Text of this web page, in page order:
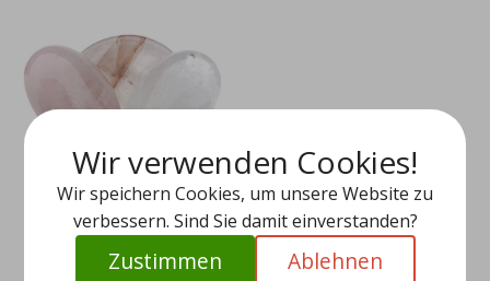
Kraftvolles spirituelle
Wir verwenden Cookies!
Wir speichern Cookies, um unsere Website zu
verbessern. Sind Sie damit einverstanden?
Zustimmen Ablehnen